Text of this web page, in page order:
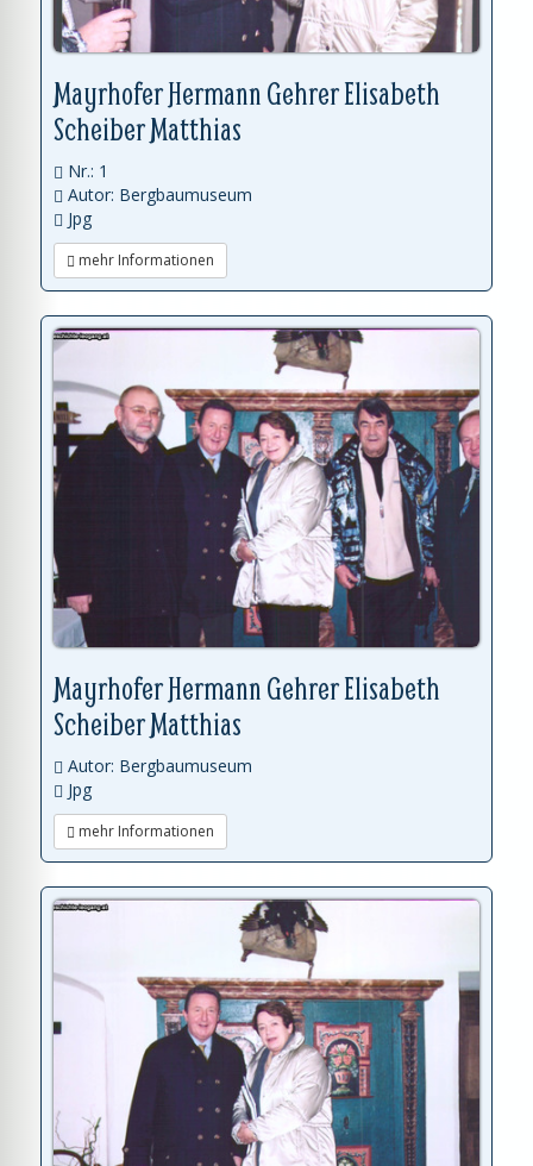
Mayrhofer Hermann Gehrer Elisabeth
Scheiber Matthias
Nr.: 1
Autor: Bergbaumuseum
Jpg
mehr Informationen
Mayrhofer Hermann Gehrer Elisabeth
Scheiber Matthias
Autor: Bergbaumuseum
Jpg
mehr Informationen